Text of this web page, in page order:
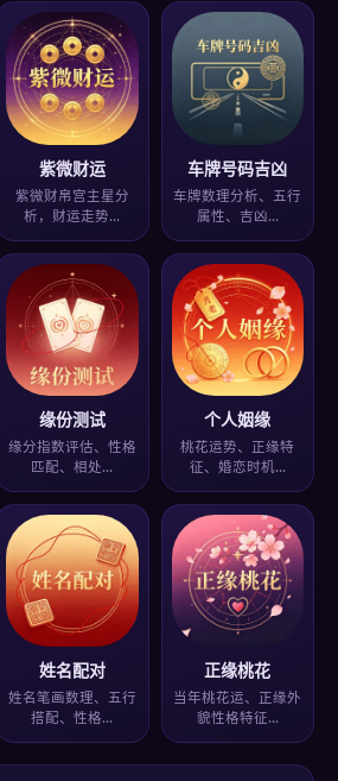
紫微财运
紫微财帛宫主星分
析，财运走势…
车牌号码吉凶
车牌数理分析、五行
属性、吉凶…
缘份测试
缘分指数评估、性格
匹配、相处…
个人姻缘
桃花运势、正缘特
征、婚恋时机…
姓名配对
姓名笔画数理、五行
搭配、性格…
正缘桃花
当年桃花运、正缘外
貌性格特征…